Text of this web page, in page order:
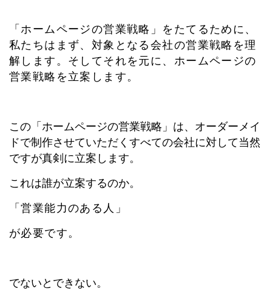
「ホームページの営業戦略」をたてるために、
私たちはまず、対象となる会社の営業戦略を理
解します。そしてそれを元に、ホームページの
営業戦略を立案します。
この「ホームページの営業戦略」は、オーダーメイ
ドで制作させていただくすべての会社に対して当然
ですが真剣に立案します。
これは誰が立案するのか。
「営業能力のある人」
が必要です。
でないとできない。